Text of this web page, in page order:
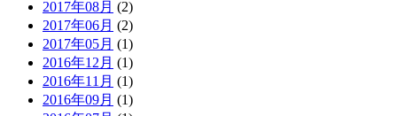
2017年08月 (2)
2017年06月 (2)
2017年05月 (1)
2016年12月 (1)
2016年11月 (1)
2016年09月 (1)